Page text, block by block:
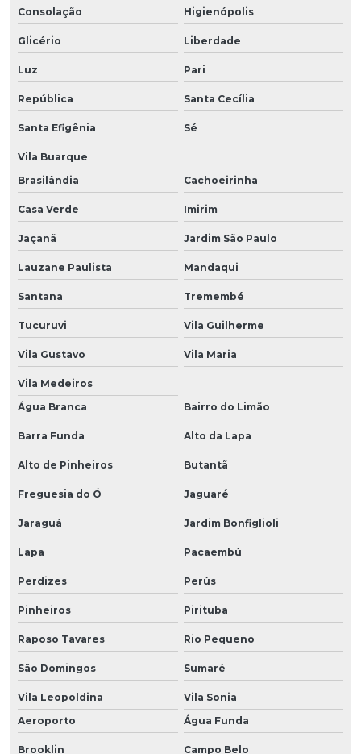
Consolação Higienópolis
Glicério Liberdade
Luz Pari
República Santa Cecília
Santa Efigênia Sé
Vila Buarque
Brasilândia
Cachoeirinha
Casa Verde Imirim
Jaçanã Jardim São Paulo
Lauzane Paulista Mandaqui
Santana Tremembé
Tucuruvi Vila Guilherme
Vila Gustavo Vila Maria
Vila Medeiros
Água Branca
Bairro do Limão
Barra Funda Alto da Lapa
Alto de Pinheiros Butantã
Freguesia do Ó Jaguaré
Jaraguá Jardim Bonfiglioli
Lapa Pacaembú
Perdizes Perús
Pinheiros Pirituba
Raposo Tavares Rio Pequeno
São Domingos Sumaré
Vila Leopoldina
Vila Sonia
Aeroporto
Água Funda
Brooklin Campo Belo